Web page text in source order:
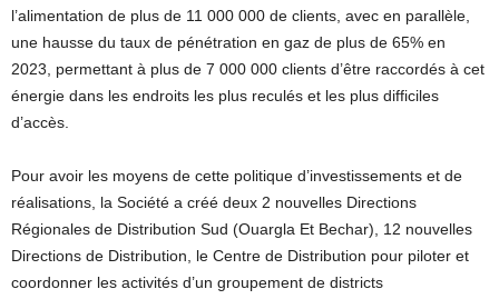
l’alimentation de plus de 11 000 000 de clients, avec en parallèle,
une hausse du taux de pénétration en gaz de plus de 65% en
2023, permettant à plus de 7 000 000 clients d’être raccordés à cet
énergie dans les endroits les plus reculés et les plus difficiles
d’accès.
Pour avoir les moyens de cette politique d’investissements et de
réalisations, la Société a créé deux 2 nouvelles Directions
Régionales de Distribution Sud (Ouargla Et Bechar), 12 nouvelles
Directions de Distribution, le Centre de Distribution pour piloter et
coordonner les activités d’un groupement de districts